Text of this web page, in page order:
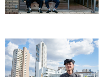
古着
屋十四
才
叶える